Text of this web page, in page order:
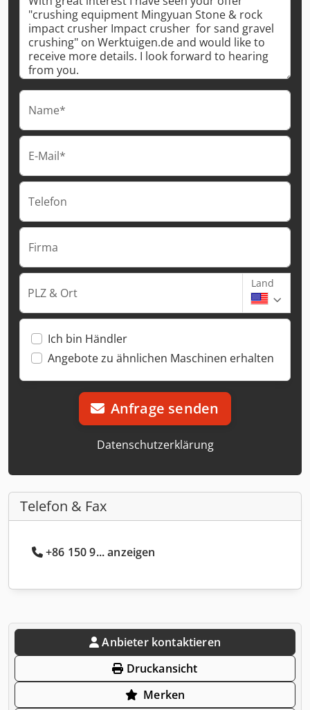
Name*
E-Mail*
Telefon
Firma
PLZ & Ort
Land
Ich bin Händler
Angebote zu ähnlichen Maschinen erhalten
Anfrage senden
Datenschutzerklärung
Telefon & Fax
+86 150 9... anzeigen
Anbieter kontaktieren
Druckansicht
Merken